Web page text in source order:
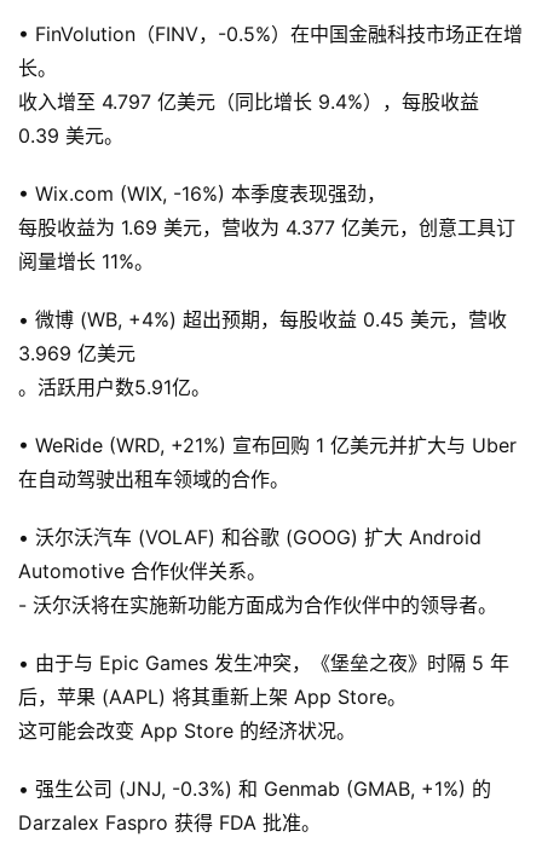
• FinVolution（FINV，-0.5%）在中国金融科技市场正在增
长。
收入增至 4.797 亿美元（同比增长 9.4%），每股收益
0.39 美元。
• Wix.com (WIX, -16%) 本季度表现强劲，
每股收益为 1.69 美元，营收为 4.377 亿美元，创意工具订
阅量增长 11%。
• 微博 (WB, +4%) 超出预期，每股收益 0.45 美元，营收
3.969 亿美元
。活跃用户数5.91亿。
• WeRide (WRD, +21%) 宣布回购 1 亿美元并扩大与 Uber
在自动驾驶出租车领域的合作。
• 沃尔沃汽车 (VOLAF) 和谷歌 (GOOG) 扩大 Android
Automotive 合作伙伴关系。
- 沃尔沃将在实施新功能方面成为合作伙伴中的领导者。
• 由于与 Epic Games 发生冲突，《堡垒之夜》时隔 5 年
后，苹果 (AAPL) 将其重新上架 App Store。
这可能会改变 App Store 的经济状况。
• 强生公司 (JNJ, -0.3%) 和 Genmab (GMAB, +1%) 的
Darzalex Faspro 获得 FDA 批准。